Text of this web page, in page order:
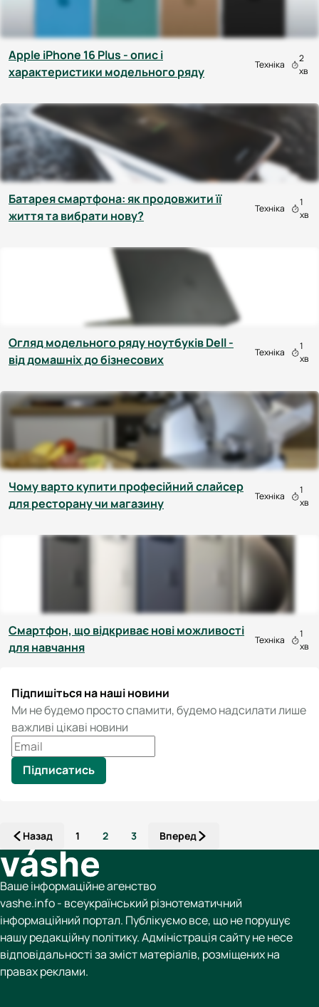
Apple iPhone 16 Plus - опис і
характеристики модельного ряду
Техніка
2
хв
Батарея смартфона: як продовжити її
життя та вибрати нову?
Техніка
1
хв
Огляд модельного ряду ноутбуків Dell -
від домашніх до бізнесових
Техніка
1
хв
Чому варто купити професійний слайсер
для ресторану чи магазину
Техніка
1
хв
Смартфон, що відкриває нові можливості
для навчання
Техніка
1
хв
Підпишіться на наші новини
Ми не будемо просто спамити, будемо надсилати лише
важливі цікаві новини
Підписатись
Назад 1 2 3 Вперед
Ваше інформаційне агенство
vashe.info - всеукраїнський різнотематичний
інформаційний портал. Публікуємо все, що не порушує
нашу редакційну політику. Адміністрація сайту не несе
відповідальності за зміст матеріалів, розміщених на
правах реклами.